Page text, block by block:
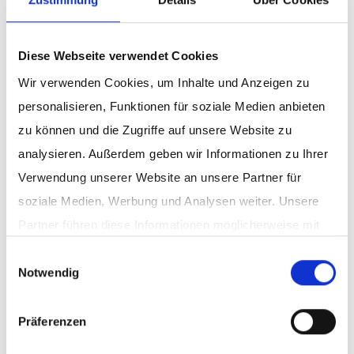
Diese Webseite verwendet Cookies
Wir verwenden Cookies, um Inhalte und Anzeigen zu
personalisieren, Funktionen für soziale Medien anbieten
zu können und die Zugriffe auf unsere Website zu
analysieren. Außerdem geben wir Informationen zu Ihrer
Verwendung unserer Website an unsere Partner für
soziale Medien, Werbung und Analysen weiter. Unsere
Partner führen diese Informationen möglicherweise mit
haben oder die sie im Rahmen Ihrer Nutzung der Dienste
Notwendig
Präferenzen